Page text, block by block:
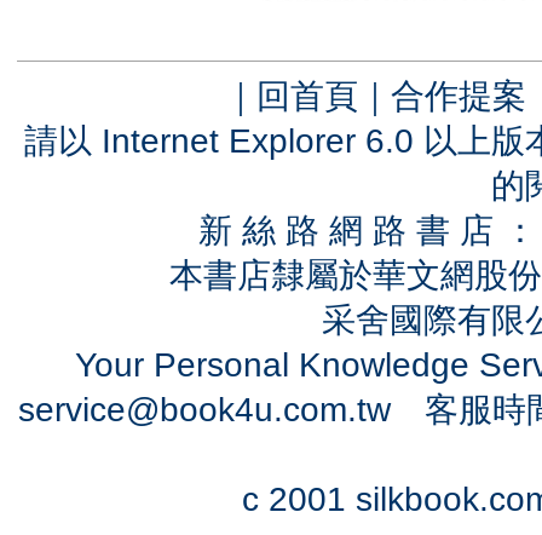
｜ 回首頁 ｜ 合作提案
請以 Internet Explorer 6.0 以上
的
新 絲 路 網 路 書 店
本書店隸屬於華文網股
采舍國際有
Your Personal Knowledge
service@book4u.com.tw客服時
c 2001